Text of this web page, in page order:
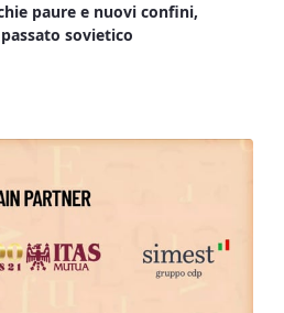
paure e nuovi confini,
sovietico